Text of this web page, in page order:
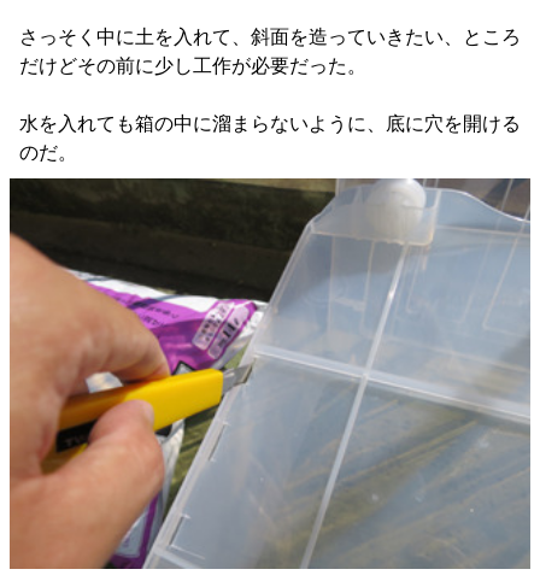
さっそく中に土を入れて、斜面を造っていきたい、ところ
だけどその前に少し工作が必要だった。
水を入れても箱の中に溜まらないように、底に穴を開ける
のだ。